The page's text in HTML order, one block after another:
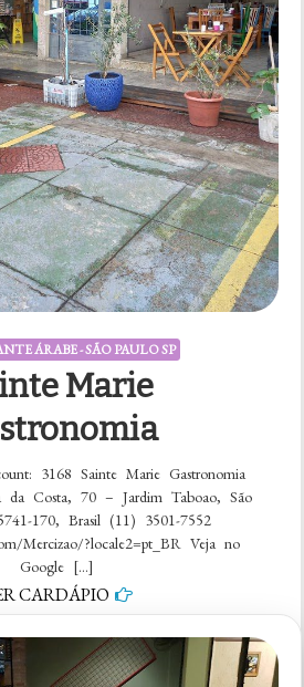
ÁRABE - SÃO PAULO SP
Marie
3168 Sainte Marie Gastronomia
da Costa, 70 – Jardim Taboao, São
170, Brasil (11) 3501-7552
Mercizao/?locale2=pt_BR Veja no
Google […]
CARDÁPIO
5 comentáriosem
Sainte